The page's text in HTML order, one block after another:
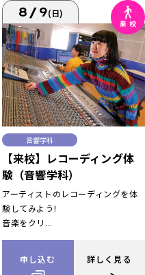
8/9(日)
音響学科
【来校】レコーディング体
験（音響学科）
アーティストのレコーディングを体
験してみよう!
音楽をクリ...
申し込む 詳しく見る